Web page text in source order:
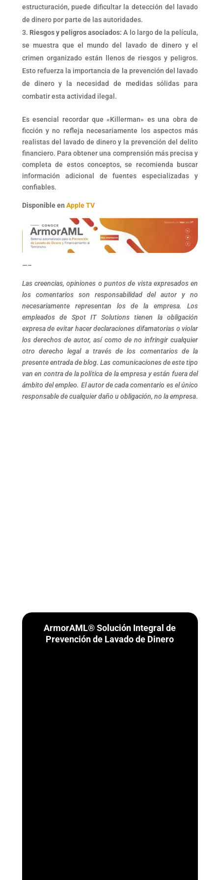
estructuración, puede dificultar la detección del lavado
de dinero por parte de las autoridades.
Riesgos y peligros asociados: A lo largo de la película,
se muestra que el mundo del lavado de dinero y el
crimen organizado están llenos de riesgos y peligros.
Esto refuerza la importancia de la prevención del lavado
de dinero y la necesidad de medidas sólidas para
combatir esta actividad ilegal.
Es esencial recordar que «Killerman» es una obra de
ficción y no refleja necesariamente los aspectos más
realistas del lavado de dinero y la prevención del delito
financiero. Para obtener una comprensión más precisa y
completa de estos conceptos, se recomienda buscar
información adicional de fuentes especializadas y
confiables.
Disponible en Apple TV
—–
Las creencias, opiniones o puntos de vista expresados en
los comentarios son responsabilidad del autor y no
necesariamente representan los de la empresa. Los
empleados de Spot IT Solutions tienen la obligación
expresa de evitar hacer declaraciones difamatorias o violar
los derechos de autor, así como de no infringir cualquier
otro derecho legal a través de los comentarios de la
presente entrada de blog. Las comunicaciones de este tipo
van en contra de la política de la empresa y están fuera del
ámbito del empleo. El autor de cada comentario es el único
responsable de cualquier daño u obligación, no la empresa.
ArmorAML® Solución Integral de
Prevención de Lavado de Dinero